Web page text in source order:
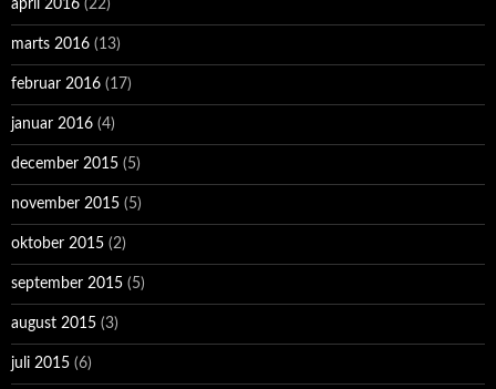
april 2016 (22)
marts 2016 (13)
februar 2016 (17)
januar 2016 (4)
december 2015 (5)
november 2015 (5)
oktober 2015 (2)
september 2015 (5)
august 2015 (3)
juli 2015 (6)